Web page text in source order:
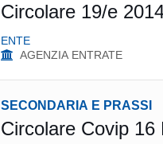
Circolare 19/e
ENTE
AGENZIA ENTRATE
SECONDARIA E PRASSI
Circolare Covip